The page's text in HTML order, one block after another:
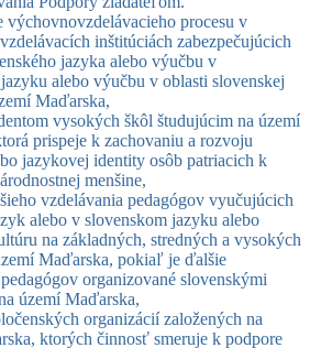
výchovnovzdelávacieho procesu v
inštitúciách zabezpečujúcich
jazyka alebo výučbu v
alebo výučbu v oblasti slovenskej
Maďarska,
vysokých škôl študujúcim na území
prispeje k zachovaniu a rozvoju
jazykovej identity osôb patriacich k
menšine,
vzdelávania pedagógov vyučujúcich
alebo v slovenskom jazyku alebo
na základných, stredných a vysokých
Maďarska, pokiaľ je ďalšie
organizované slovenskými
území Maďarska,
organizácií založených na
ktorých činnosť smeruje k podpore